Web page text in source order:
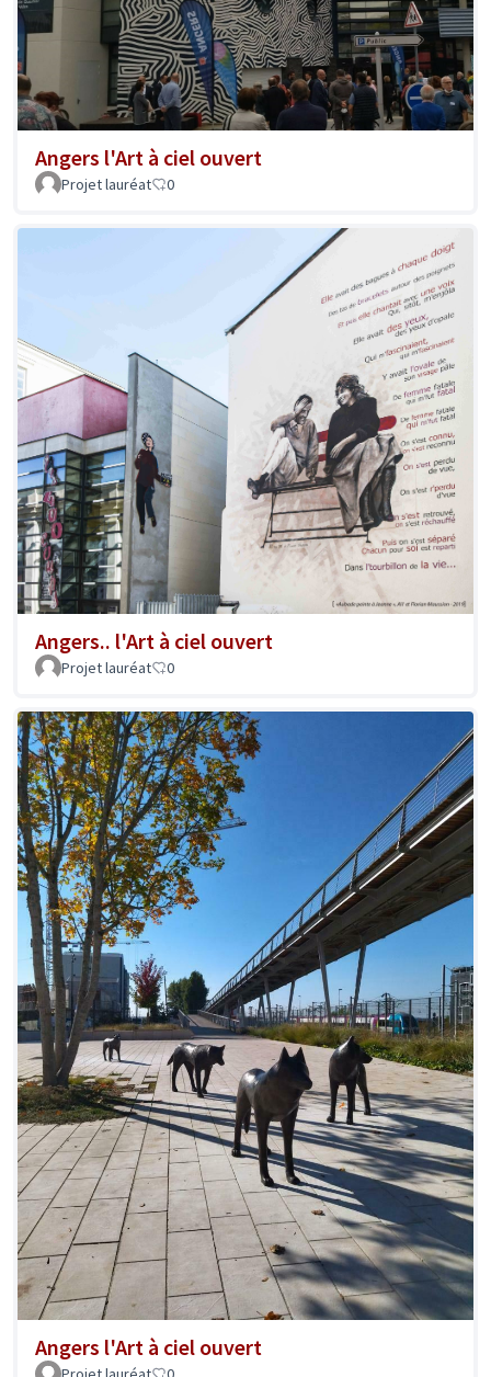
Angers l'Art à ciel ouvert
Projet lauréat 0
Angers.. l'Art à ciel ouvert
Projet lauréat 0
Angers l'Art à ciel ouvert